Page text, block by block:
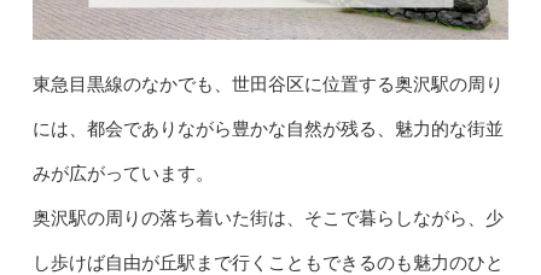
東急目黒線のなかでも、世田谷区に位置する奥沢駅の周り
には、都会でありながら豊かな自然が残る、魅力的な街並
みが広がっています。
奥沢駅の周りの落ち着いた街は、そこで暮らしながら、少
し歩けば自由が丘駅まで行くこともできるのも魅力のひと